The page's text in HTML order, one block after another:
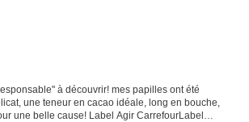
à découvrir! mes papilles ont été
une teneur en cacao idéale, long en bouche,
une belle cause! Label Agir CarrefourLabel